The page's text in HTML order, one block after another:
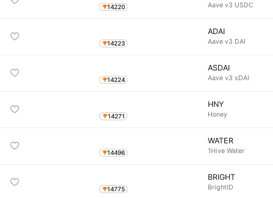
14220 Aave v3 USDC
14223
ADAI
Aave v3 DAI
14224
ASDAI
Aave v3 sDAI
14271
HNY
Honey
14496
WATER
1Hive Water
14775
BRIGHT
BrightID